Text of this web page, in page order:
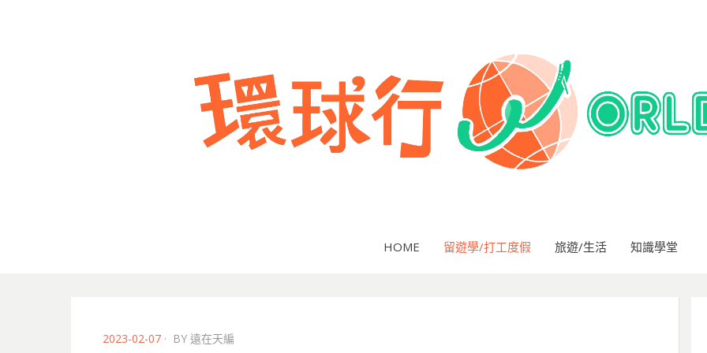
HOME 留遊學/打工度假 旅遊/生活 知識學堂
POSTED
2023-02-07 BY 遠在天編